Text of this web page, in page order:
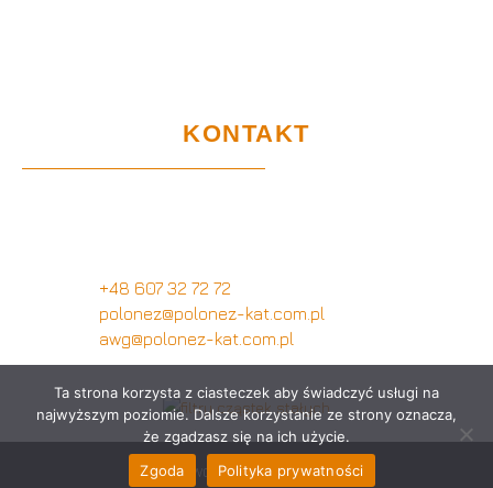
KONTAKT
+48 607 32 72 72
polonez@polonez-kat.com.pl
awg@polonez-kat.com.pl
AWG POLONEZ 2022
Ta strona korzysta z ciasteczek aby świadczyć usługi na
najwyższym poziomie. Dalsze korzystanie ze strony oznacza,
że zgadzasz się na ich użycie.
Zgoda
Polityka prywatności